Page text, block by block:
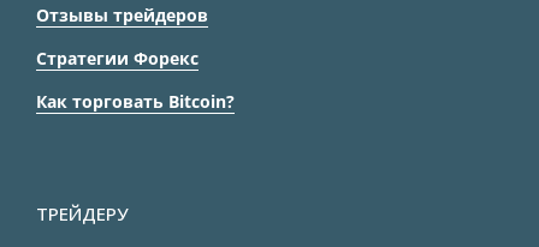
Отзывы трейдеров
Стратегии Форекс
Как торговать Bitcoin?
ТРЕЙДЕРУ